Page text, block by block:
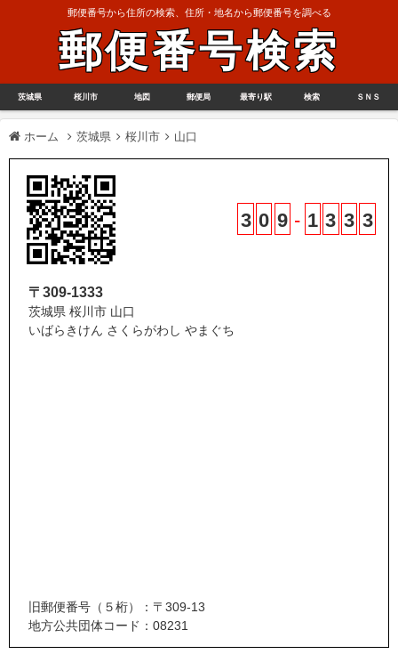
郵便番号から住所の検索、住所・地名から郵便番号を調べる
郵便番号検索
茨城県 桜川市 地図 郵便局 最寄り駅 検索 ＳＮＳ
ホーム 茨城県 桜川市 山口
3 0 9 - 1 3 3 3
〒309-1333
茨城県 桜川市 山口
いばらきけん さくらがわし やまぐち
旧郵便番号（５桁）：〒309-13
地方公共団体コード：08231